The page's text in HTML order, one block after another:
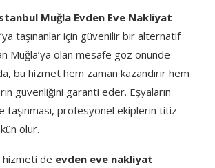
Muğla Evden Eve Nakliyat
taşınanlar için güvenilir bir alternatif
Muğla’ya olan mesafe göz önünde
bu hizmet hem zaman kazandırır hem
güvenliğini garanti eder. Eşyaların
taşınması, profesyonel ekiplerin titiz
olur.
hizmeti de evden eve nakliyat